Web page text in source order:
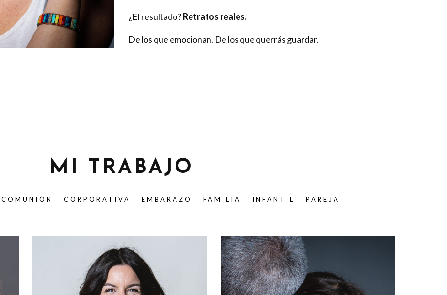
¿El resultado?Retratos reales.
De los que emocionan. De los que querrás guardar.
MI TRABAJO
COMUNIÓN CORPORATIVA EMBARAZO FAMILIA INFANTIL PAREJA